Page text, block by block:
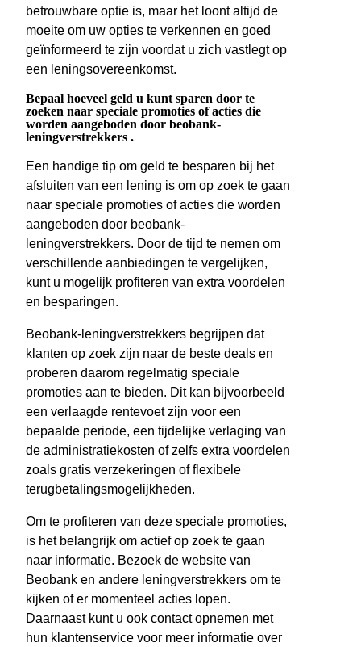
betrouwbare optie is, maar het loont altijd de
moeite om uw opties te verkennen en goed
geïnformeerd te zijn voordat u zich vastlegt op
een leningsovereenkomst.
Bepaal hoeveel geld u kunt sparen door te
zoeken naar speciale promoties of acties die
worden aangeboden door beobank-
leningverstrekkers .
Een handige tip om geld te besparen bij het
afsluiten van een lening is om op zoek te gaan
naar speciale promoties of acties die worden
aangeboden door beobank-
leningverstrekkers. Door de tijd te nemen om
verschillende aanbiedingen te vergelijken,
kunt u mogelijk profiteren van extra voordelen
en besparingen.
Beobank-leningverstrekkers begrijpen dat
klanten op zoek zijn naar de beste deals en
proberen daarom regelmatig speciale
promoties aan te bieden. Dit kan bijvoorbeeld
een verlaagde rentevoet zijn voor een
bepaalde periode, een tijdelijke verlaging van
de administratiekosten of zelfs extra voordelen
zoals gratis verzekeringen of flexibele
terugbetalingsmogelijkheden.
Om te profiteren van deze speciale promoties,
is het belangrijk om actief op zoek te gaan
naar informatie. Bezoek de website van
Beobank en andere leningverstrekkers om te
kijken of er momenteel acties lopen.
Daarnaast kunt u ook contact opnemen met
hun klantenservice voor meer informatie over